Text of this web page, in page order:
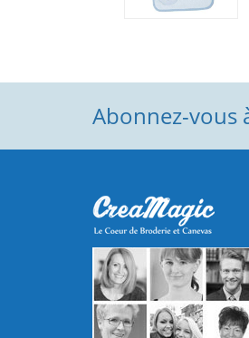
Abonnez-vous